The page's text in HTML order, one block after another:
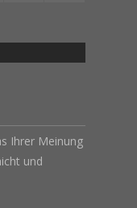
Ihrer Meinung
und